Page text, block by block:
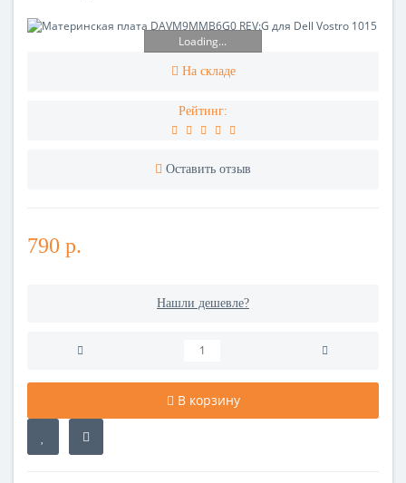
Loading...
На складе
Рейтинг:
Оставить отзыв
790 р.
Нашли дешевле?
В корзину